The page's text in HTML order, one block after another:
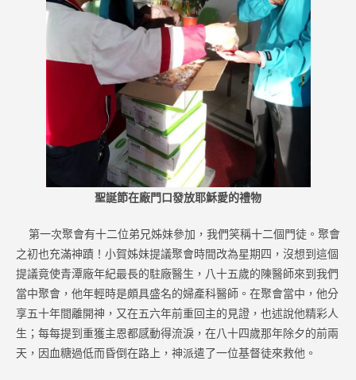
聖誕節在廠門口發放耶穌愛的禮物
第一次聚會有十二位弟兄姊妹參加，我們笑稱十二個門徒。聚會
之初也充滿神蹟！小賀姊妹提議聚會時間改為星期四，沒想到這個
提議竟使青潭廠年紀最長的駐廠醫生，八十五歲的陳醫師來到我們
當中聚會，他年輕時是頗具盛名的婦產科醫師。在聚會當中，他分
享五十年間離開神，又在五六年前重回主的見證，也述說他精彩人
生；每每提到重獲主恩都感動得流淚，在八十四歲那年除夕的前兩
天，因血糖過低而昏倒在路上，神派遣了一位基督徒來救他。